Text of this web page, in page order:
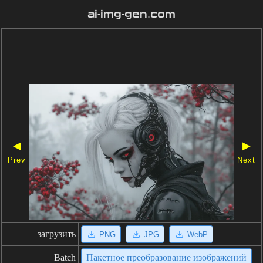
ai-img-gen.com
◀
Prev
▶
Next
загрузить PNG JPG WebP
Batch Пакетное преобразование изображений